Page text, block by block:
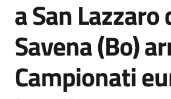
informazione
e
comunicazione
Seguici
a San Lazzaro
Savena (Bo)
Campionati